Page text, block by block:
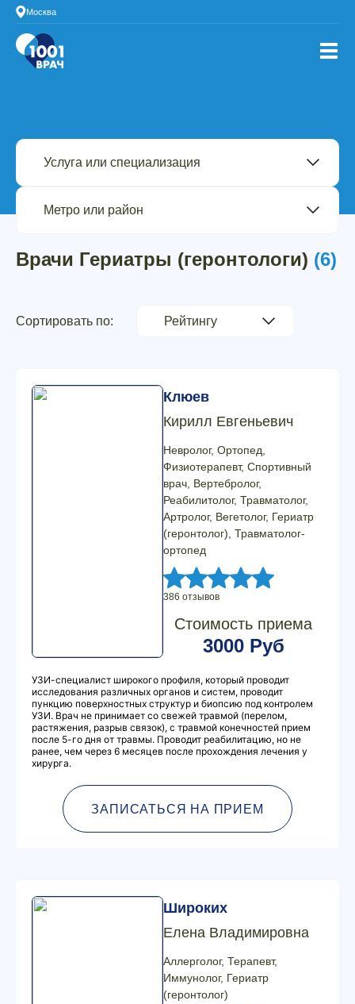
Москва
Врачи Гериатры (геронтологи) (6)
Сортировать по:
Клюев
Кирилл Евгеньевич
Невролог, Ортопед,
Физиотерапевт, Спортивный
врач, Вертебролог,
Реабилитолог, Травматолог,
Артролог, Вегетолог, Гериатр
(геронтолог), Травматолог-
ортопед
386 отзывов
Стоимость приема
3000 Руб
УЗИ-специалист широкого профиля, который проводит
исследования различных органов и систем, проводит
пункцию поверхностных структур и биопсию под контролем
УЗИ. Врач не принимает со свежей травмой (перелом,
растяжения, разрыв связок), с травмой конечностей прием
после 5-го дня от травмы. Проводит реабилитацию, но не
ранее, чем через 6 месяцев после прохождения лечения у
хирурга.
ЗАПИСАТЬСЯ НА ПРИЕМ
Широких
Елена Владимировна
Аллерголог, Терапевт,
Иммунолог, Гериатр
(геронтолог)